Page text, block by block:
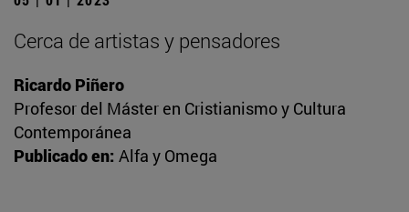
Cerca de artistas y pensadores
Ricardo Piñero
Profesor del Máster en Cristianismo y Cultura
Contemporánea
Publicado en: Alfa y Omega